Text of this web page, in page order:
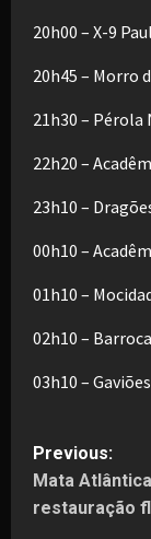
20h00 – X-9
20h45 – Morro
21h30 – Pérola
22h20 –
23h10 –
00h10 –
01h10 –
02h10 –
03h10 –
P
o
Previous:
Mata
restauração